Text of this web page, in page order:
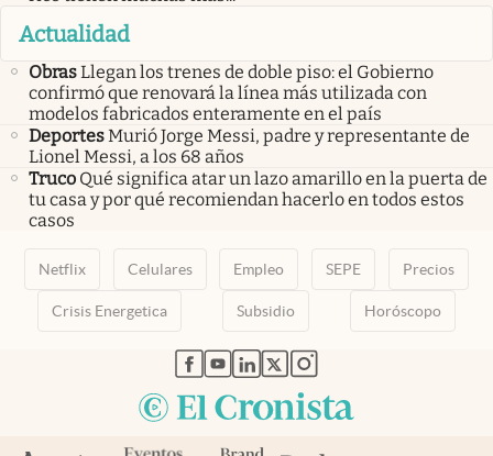
Actualidad
ObrasLlegan los trenes de doble piso: el Gobierno
confirmó que renovará la línea más utilizada con
modelos fabricados enteramente en el país
DeportesMurió Jorge Messi, padre y representante de
Lionel Messi, a los 68 años
Truco Qué significa atar un lazo amarillo en la puerta de
tu casa y por qué recomiendan hacerlo en todos estos
casos
Netflix Celulares Empleo SEPE Precios
Crisis Energetica Subsidio Horóscopo
abre en nueva pestaña
abre en nueva pestaña
abre en nueva pestaña
abre en nueva pestaña
abre en nueva pestaña